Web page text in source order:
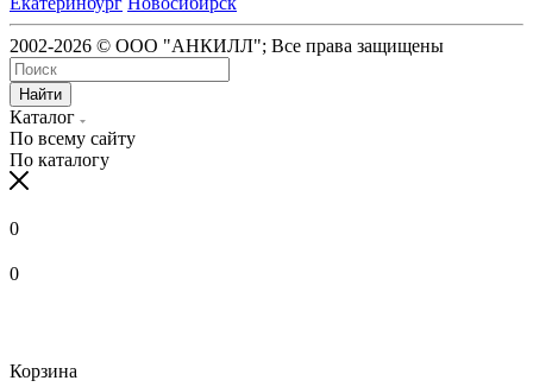
2002-2026 © ООО "АНКИЛЛ"; Все права защищены
Найти
Каталог
По всему сайту
По каталогу
0
0
Корзина